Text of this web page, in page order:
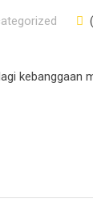
kebanggaan